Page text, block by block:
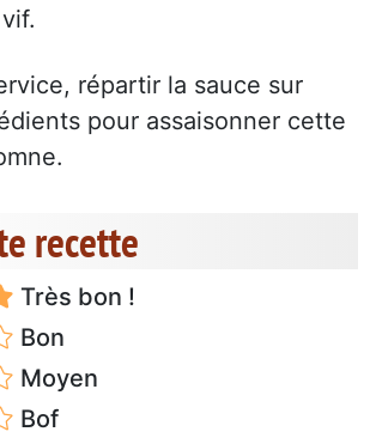
répartir la sauce sur
pour assaisonner cette
recette
Très bon !
Bon
Moyen
Bof